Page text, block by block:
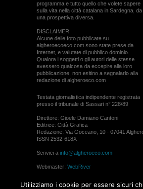
programma e tutto quello che volete sapere
sulla vita nella città catalana in Sardegna, da
una prospettiva diversa.
DISCLAIMER
Alcune delle foto pubblicate su
algheroecoeco.com sono state prese da
Internet, e valutate di pubblico dominio.
Qualora i soggetti o gli autori delle stesse
avessero qualcosa da eccepire alla loro
pubblicazione, non esitino a segnalarlo alla
redazione di algheroeco.com
Testata giornalistica indipendente registrata
presso il tribunale di Sassari n° 228/89
Direttore: Gioele Damiano Cantoni
Editrice: Città Grafica
Redazione: Via Goceano, 10 - 07041
ISSN 2532-618X
Scrivici a info@algheroeco.com
Webmaster: WebRiver
permesso di algheroeco.com
Utilizziamo i cookie per essere sicuri